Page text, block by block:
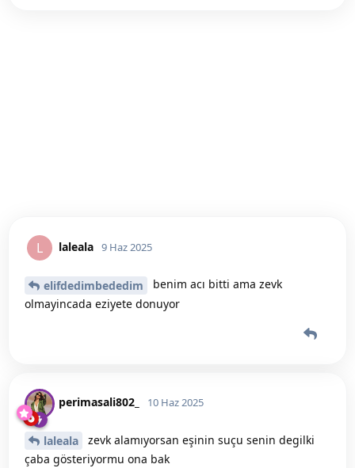
L laleala 9 Haz 2025
elifdedimbededim
benim acı bitti ama zevk
olmayincada eziyete donuyor
perimasali802_ 10 Haz 2025
laleala
zevk alamıyorsan eşinin suçu senin degilki
çaba gösteriyormu ona bak